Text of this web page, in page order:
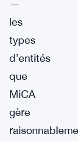
—
les
types
d’entités
que
MiCA
gère